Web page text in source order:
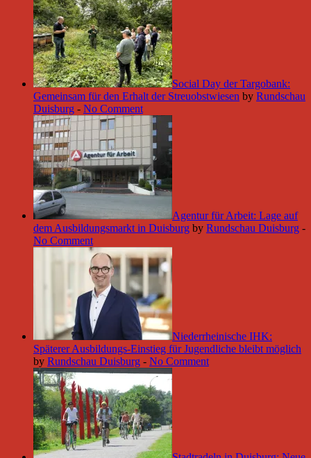
Social Day der Targobank:
Gemeinsam für den Erhalt der Streuobstwiesen by Rundschau
Duisburg - No Comment
Agentur für Arbeit: Lage auf
dem Ausbildungsmarkt in Duisburg by Rundschau Duisburg -
No Comment
Niederrheinische IHK:
Späterer Ausbildungs-Einstieg für Jugendliche bleibt möglich
by Rundschau Duisburg - No Comment